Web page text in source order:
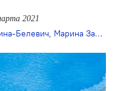
2021
Белевич, Марина Завьялова